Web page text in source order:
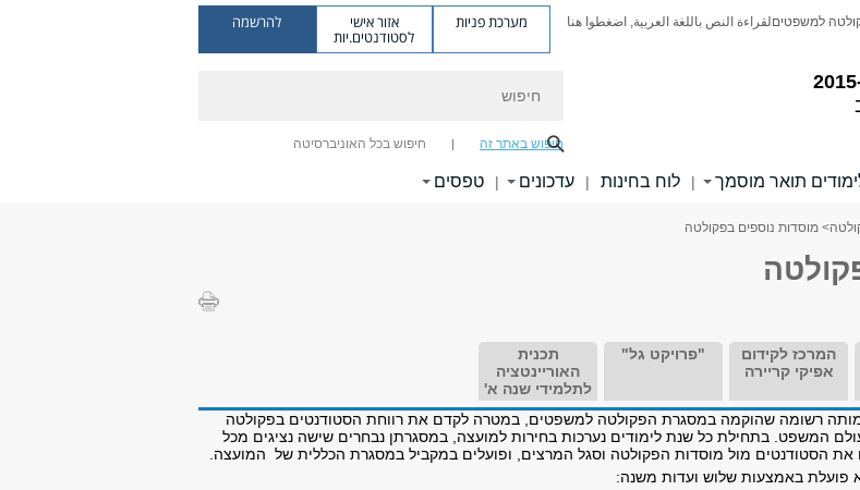
למשפטיםلقراءة النص باللغة العربية, اضغطوا هنا מערכת פניות אזור אישי
לסטודנטים.יות
להרשמה
חיפוש באתר זה חיפוש בכל האוניברסיטה
תואר מוסמך | לוח בחינות | עדכונים | טפסים
> מוסדות נוספים בפקולטה
המרכז לקידום
אפיקי קריירה
"פרויקט גל"
תכנית
האוריינטציה
לתלמידי שנה א'
רשומה שהוקמה במסגרת הפקולטה למשפטים, במטרה לקדם את רווחת הסטודנטים בפקולטה
המשפט. בתחילת כל שנת לימודים נערכות בחירות למועצה, במסגרתן נבחרים שישה נציגים מכל
את הסטודנטים מול מוסדות הפקולטה וסגל המרצים, ופועלים במקביל במסגרת הכללית של המועצה.
פועלת באמצעות שלוש ועדות משנה: